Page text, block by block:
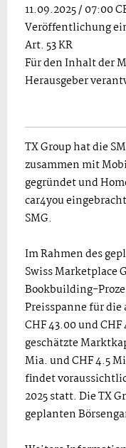
11.09.2025 / 07:00
Veröffentlichung
Art. 53 KR
Für den Inhalt der
Herausgeber
TX Group hat die
zusammen mit
gegründet und
car4you
SMG.
Im Rahmen des
Swiss Marketplace
Bookbuilding-
Preisspanne für
CHF 43.00 und
geschätzte
Mia. und CHF 4.5
findet
2025 statt. Die TX
geplanten